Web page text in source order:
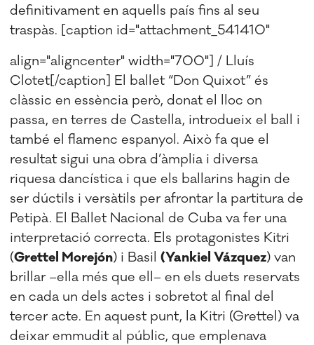
definitivament en aquells país fins al seu
traspàs. [caption id="attachment_541410"
align="aligncenter" width="700"] / Lluís
Clotet[/caption] El ballet “Don Quixot” és
clàssic en essència però, donat el lloc on
passa, en terres de Castella, introdueix el ball i
també el flamenc espanyol. Això fa que el
resultat sigui una obra d’àmplia i diversa
riquesa dancística i que els ballarins hagin de
ser dúctils i versàtils per afrontar la partitura de
Petipà. El Ballet Nacional de Cuba va fer una
interpretació correcta. Els protagonistes Kitri
(Grettel Morejón) i Basil(Yankiel Vázquez) van
brillar –ella més que ell– en els duets reservats
en cada un dels actes i sobretot al final del
tercer acte. En aquest punt, la Kitri (Grettel) va
deixar emmudit al públic, que emplenava